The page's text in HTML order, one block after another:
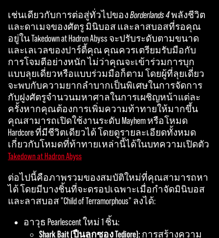
polic
y
and
the
tran
sfer
of
data
to
Goog
le
serv
ers.
เช่นเดียวกับการต่อสู่ทั่วไปของBorderlands 4พลังชีวิต
และดาเมจของศัตรู มินิบอส และลาสบอสที่รอคุณ
อยู่ใน Takedown at Hadron Abyss จะปรับระดับตามขนาด
และเลเวลของปาร์ตี้คุณ คุณควรเตรียมรับมือกับ
การโจมตีอย่างหนัก ไม่ว่าคุณจะเข้าร่วมการบุก
แบบลุยเดี่ยวหรือแบบร่วมมือก็ตาม โดยผู้ที่ลุยเดี่ยว
จะพบกับความยากลำบากเป็นพิเศษในการจัดการ
กับฝูงศัตรูจำนวนมหาศาลในการเผชิญหน้าแต่ละ
ครั้งหากคุณต้องการเพิ่มความท้าทายให้มากขึ้น
คุณสามารถเปิดใช้งานระดับ Mayhem หรือโหมด
Hardcore ที่มีชีวิตเดียวได้ โดยดูรายละเอียดทั้งหมด
เกี่ยวกับโหมดที่ท้าทายเหล่านี้ได้ในบทความเปิดตัว
Takedown at Hadron Abyss
ต่อไปนี้คือภาพรวมของสมบัติใหม่ที่คุณสามารถหา
ได้ โดยมีบางชิ้นที่จะดรอปเฉพาะเมื่อกำจัดมินิบอส
และลาสบอส "Child of Terramorphous" ลงได้:
อาวุธ Pearlescent ใหม่ 1 ชิ้น:
Shark Bait (ปืนลูกซอง Tediore): การสร้างความ